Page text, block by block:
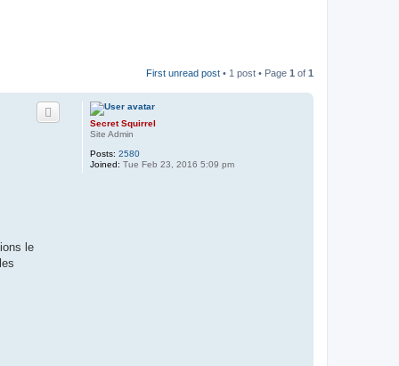
First unread post • 1 post • Page 1 of 1
Secret Squirrel
Site Admin
Posts: 2580
Joined: Tue Feb 23, 2016 5:09 pm
le